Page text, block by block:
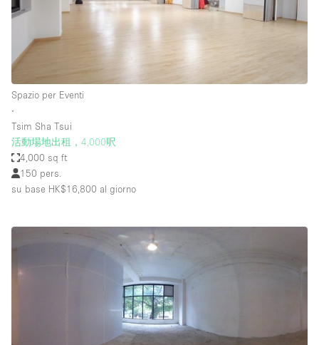
Spazio per Eventi
∙
Tsim Sha Tsui
活動場地出租，4,000呎
4,000 sq ft
150 pers.
su base HK$16,800 al giorno